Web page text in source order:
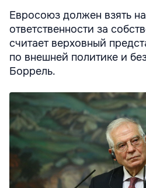
Евросоюз должен взять
ответственности за
считает верховный
по внешней политике и
Боррель.